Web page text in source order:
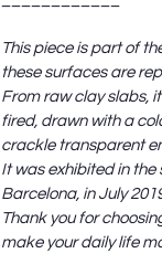
This piece is part of
these surfaces are
From raw clay slabs,
fired, drawn with a
crackle transparent
It was exhibited in the
Barcelona, in July
Thank you for
make your daily life